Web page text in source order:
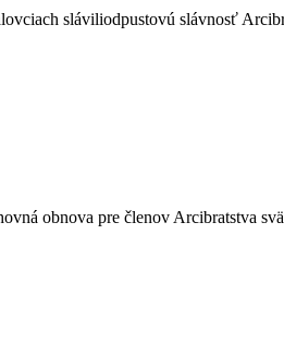
sláviliodpustovú slávnosť
obnova pre členov Arcibratstva